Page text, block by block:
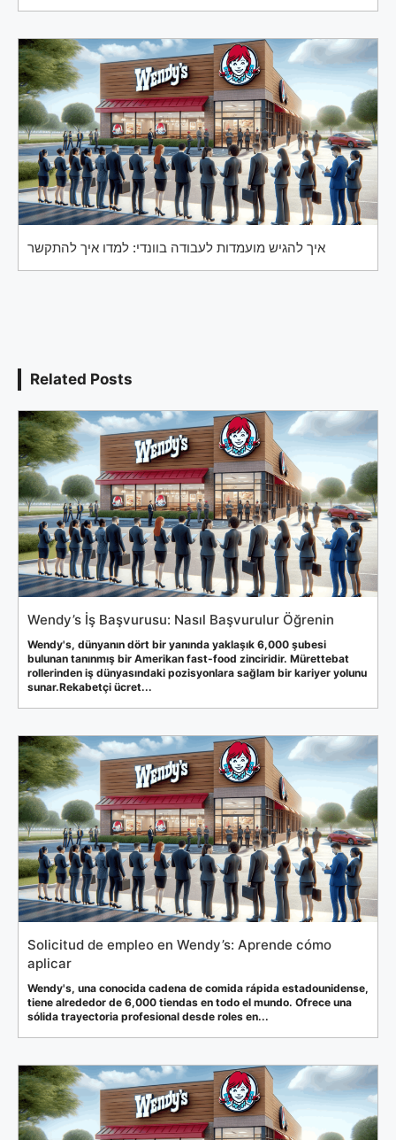
איך להגיש מועמדות לעבודה בוונדי: למדו איך להתקשר
Related Posts
Wendy’s İş Başvurusu: Nasıl Başvurulur Öğrenin
Wendy's, dünyanın dört bir yanında yaklaşık 6,000 şubesi
bulunan tanınmış bir Amerikan fast-food zinciridir. Mürettebat
rollerinden iş dünyasındaki pozisyonlara sağlam bir kariyer yolunu
sunar.Rekabetçi ücret...
Solicitud de empleo en Wendy’s: Aprende cómo
aplicar
Wendy's, una conocida cadena de comida rápida estadounidense,
tiene alrededor de 6,000 tiendas en todo el mundo. Ofrece una
sólida trayectoria profesional desde roles en...